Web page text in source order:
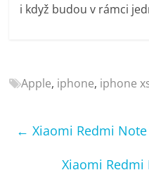
i když budou v rámci
Apple, iphone, iphone
← Xiaomi Redmi Note
Xiaomi Redmi